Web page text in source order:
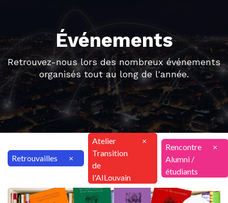
Événements
Retrouvez-nous lors des nombreux événements
organisés tout au long de l'année.
Retrouvailles ×
Atelier
Transition
de
l'AILouvain
×
Rencontre
Alumni /
étudiants
×